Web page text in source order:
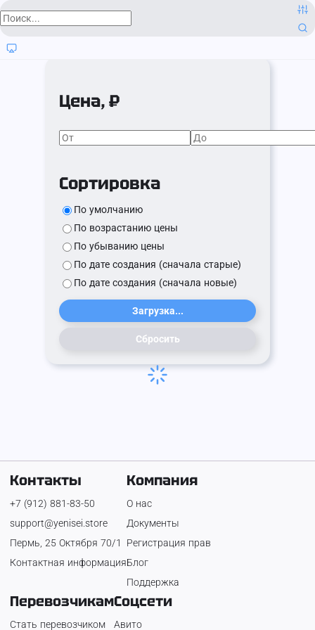
Цена, ₽
Сортировка
По умолчанию
По возрастанию цены
По убыванию цены
По дате создания (сначала старые)
По дате создания (сначала новые)
Загрузка...
Сбросить
Контакты
+7 (912) 881-83-50
support@yenisei.store
Пермь, 25 Октября 70/1
Контактная информация
Компания
О нас
Документы
Регистрация прав
Блог
Поддержка
Перевозчикам
Стать перевозчиком
Соцсети
Авито